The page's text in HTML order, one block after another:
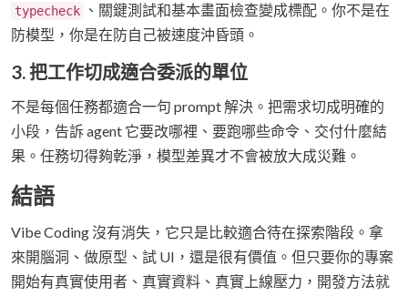
typecheck
、關鍵測試和基本畫面檢查變成標配。你不是在
防模型，你是在防自己被速度沖昏頭。
3. 把工作切成適合委派的單位
不是每個任務都適合一句 prompt 解決。把需求切成明確的
小段，告訴 agent 它要改哪裡、要跑哪些命令、交付什麼結
果。任務切得夠乾淨，模型差異才不會被放大成災難。
結語
Vibe Coding 沒有消失，它只是比較適合待在探索階段。拿
來開腦洞、做原型、試 UI，還是很有價值。但只要你的專案
開始有真實使用者、真實資料、真實上線壓力，開發方法就